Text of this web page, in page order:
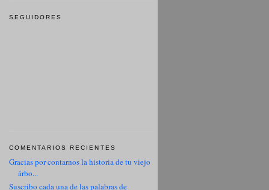
SEGUIDORES
COMENTARIOS RECIENTES
Gracias por contarnos la historia de tu viejo
árbo...
Suscribo cada una de las palabras de